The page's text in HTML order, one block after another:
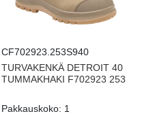
CF702923.253S940
TURVAKENKÄ DETROIT 40
TUMMAKHAKI F702923 253
Pakkauskoko: 1